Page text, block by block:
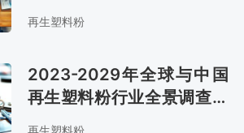
潜力分析报告
再生塑料粉
2023-2029年全球与中国
再生塑料粉行业全景调查与
未来前景预测报告
再生塑料粉